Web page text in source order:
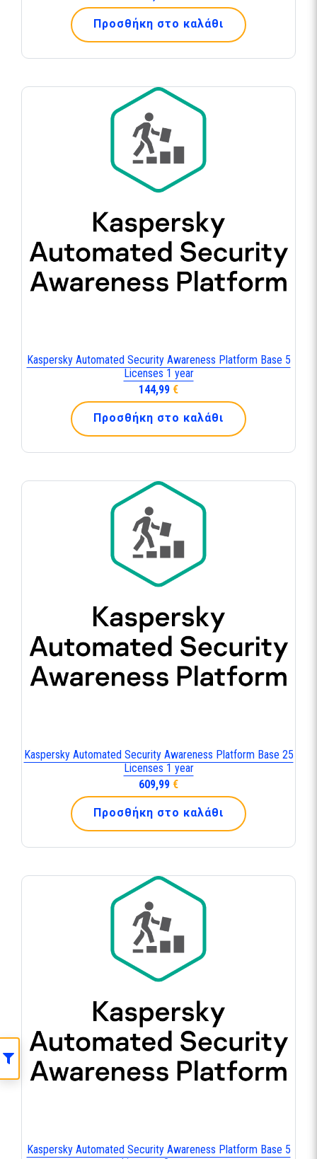
Προσθήκη στο καλάθι
Kaspersky Automated Security Awareness Platform Base 5
Licenses 1 year
144,99 €
Προσθήκη στο καλάθι
Kaspersky Automated Security Awareness Platform Base 25
Licenses 1 year
609,99 €
Προσθήκη στο καλάθι
Kaspersky Automated Security Awareness Platform Base 5